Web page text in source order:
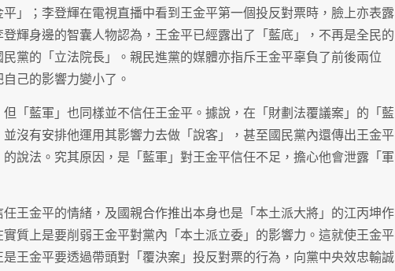
」；李登輝在電視直播中看到王金平第一個投反對票時，臉上亦表露
輝身邊的智囊人物認為，王金平已經露出了「藍底」，不再是全民的
民黨的「立法院長」。親民進黨的媒體亦指斥王金平辜負了前後兩位
自己的影響力變小了。
但「藍軍」也同樣並不信任王金平。據說，在「財劃法覆議案」的「藍
沒有安排他運用其影響力去做「說客」，甚至國民黨內還傳出王金平
說法。究其原因，是「藍軍」對王金平信任不足，擔心他會泄露「軍
任王金平的情緒，及國親合作推出本身也是「本土派大將」的江丙坤作
實質上是要削弱王金平對黨內「本土派立委」的影響力。這就使王金平
王金平要透過帶頭對「覆決案」投反對票的行為，向黨中央效忠輸誠